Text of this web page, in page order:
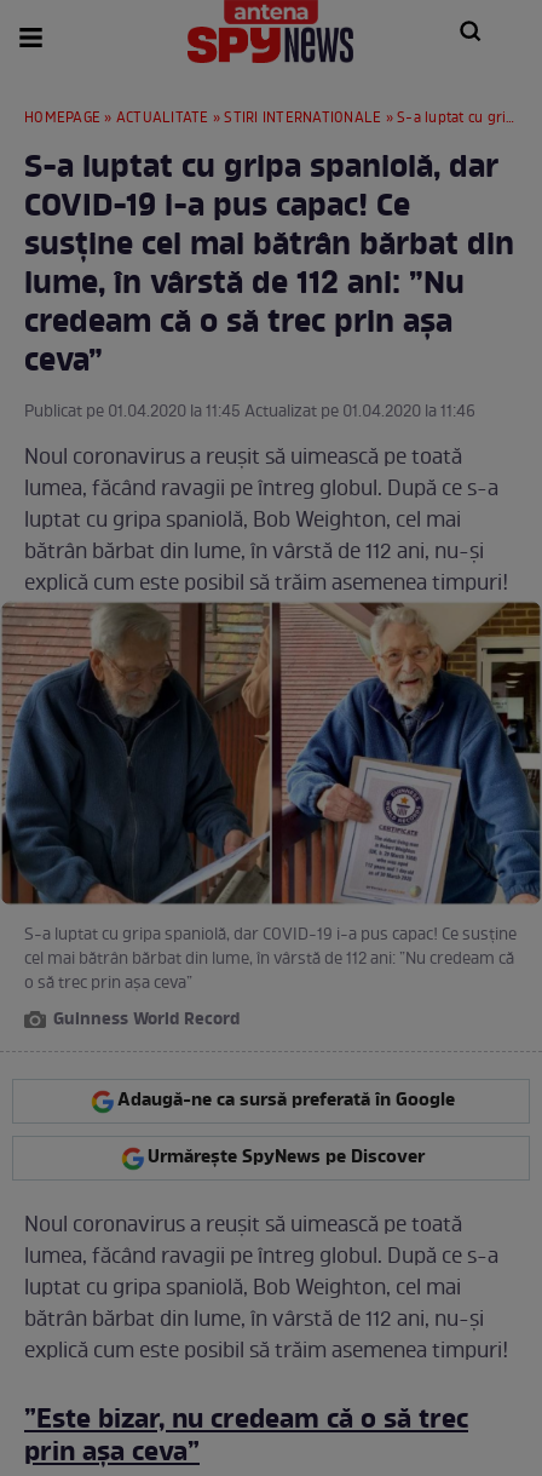
HOMEPAGE » ACTUALITATE »STIRI INTERNATIONALE » S-a luptat cu gripa spaniolă, dar COVID-19 i-a pus capac! Ce susține cel mai bătrân bărbat din lume, în vârstă de 112 ani: ”Nu credeam că o să trec prin așa ceva”
S-a luptat cu gripa spaniolă, dar
COVID-19 i-a pus capac! Ce
susține cel mai bătrân bărbat din
lume, în vârstă de 112 ani: ”Nu
credeam că o să trec prin așa
ceva”
Publicat pe 01.04.2020 la 11:45 Actualizat pe 01.04.2020 la 11:46
Noul coronavirus a reușit să uimească pe toată
lumea, făcând ravagii pe întreg globul. După ce s-a
luptat cu gripa spaniolă, Bob Weighton, cel mai
bătrân bărbat din lume, în vârstă de 112 ani, nu-și
explică cum este posibil să trăim asemenea timpuri!
S-a luptat cu gripa spaniolă, dar COVID-19 i-a pus capac! Ce susține
cel mai bătrân bărbat din lume, în vârstă de 112 ani: ”Nu credeam că
o să trec prin așa ceva”
Guinness World Record
Adaugă-ne ca sursă preferată în Google
Urmărește SpyNews pe Discover
Noul coronavirus a reușit să uimească pe toată
lumea, făcând ravagii pe întreg globul. După ce s-a
luptat cu gripa spaniolă, Bob Weighton, cel mai
bătrân bărbat din lume, în vârstă de 112 ani, nu-și
explică cum este posibil să trăim asemenea timpuri!
”Este bizar, nu credeam că o să trec
prin așa ceva”